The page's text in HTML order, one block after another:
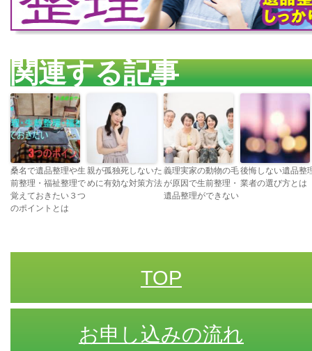
関連する記事
桑名で遺品整理や生
前整理・福祉整理で
覚えておきたい３つ
のポイントとは
親が孤独死しないた
めに有効な対策方法
義理実家の動物の毛
が原因で生前整理・
遺品整理ができない
後悔しない遺品整
業者の選び方とは
TOP
お申し込みの流れ